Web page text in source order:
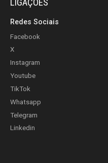
LIGAÇÕES
Redes Sociais
Facebook
X
Instagram
Youtube
TikTok
Whatsapp
Telegram
Linkedin